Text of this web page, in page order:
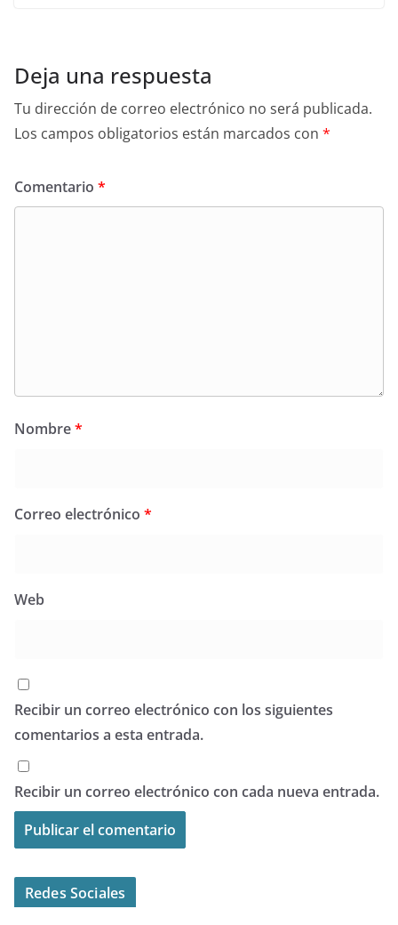
Deja una respuesta
Tu dirección de correo electrónico no será publicada.
Los campos obligatorios están marcados con *
Comentario *
Nombre*
Correo electrónico *
Web
Recibir un correo electrónico con los siguientes
comentarios a esta entrada.
Recibir un correo electrónico con cada nueva entrada.
Redes Sociales